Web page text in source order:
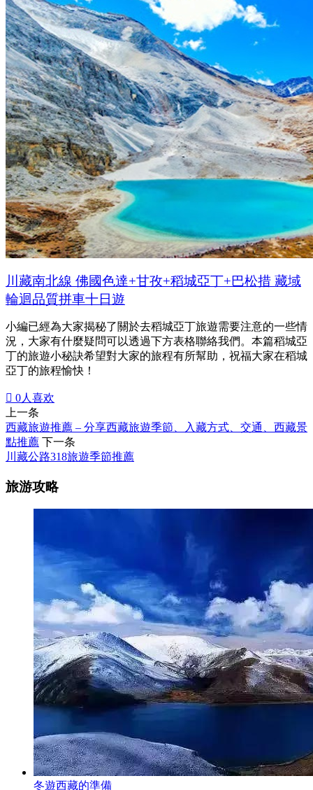
川藏南北線 佛國色達+甘孜+稻城亞丁+巴松措 藏域
輪迴品質拼車十日遊
小編已經為大家揭秘了關於去稻城亞丁旅遊需要注意的一些情
況，大家有什麼疑問可以透過下方表格聯絡我們。本篇稻城亞
丁的旅遊小秘訣希望對大家的旅程有所幫助，祝福大家在稻城
亞丁的旅程愉快！
 0人喜欢
上一条
西藏旅遊推薦 – 分享西藏旅遊季節、入藏方式、交通、西藏景
點推薦 下一条
川藏公路318旅遊季節推薦
旅游攻略
冬遊西藏的準備